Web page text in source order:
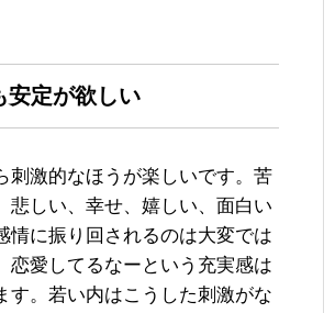
安定が欲しい
刺激的なほうが楽しいです。苦
悲しい、幸せ、嬉しい、面白い
情に振り回されるのは大変では
恋愛してるなーという充実感は
す。若い内はこうした刺激がな